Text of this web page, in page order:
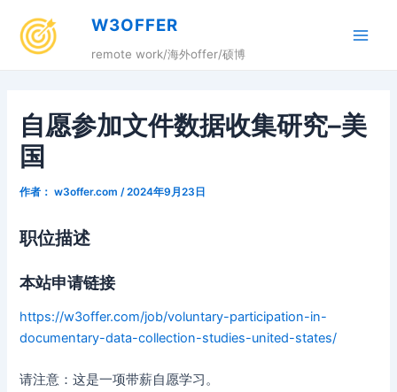
W3OFFER
remote work/海外offer/硕博
自愿参加文件数据收集研究–美
国
作者： w3offer.com /2024年9月23日
职位描述
本站申请链接
https://w3offer.com/job/voluntary-participation-in-
documentary-data-collection-studies-united-states/
请注意：这是一项带薪自愿学习。